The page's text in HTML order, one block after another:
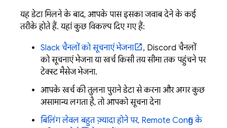
यह डेटा मिलने के बाद, आपके पास इसका जवाब देने के कई
तरीके होते हैं. यहां कुछ विकल्प दिए गए हैं:
Slack चैनलों को सूचनाएं भेजना
, Discord चैनलों
को सूचनाएं भेजना या खर्च किसी तय सीमा तक पहुंचने पर
टेक्स्ट मैसेज भेजना.
आपके खर्च की तुलना पुराने डेटा से करना और अगर कुछ
असामान्य लगता है, तो आपको सूचना देना
बिलिंग लेवल बहुत ज़्यादा होने पर, Remote Config के